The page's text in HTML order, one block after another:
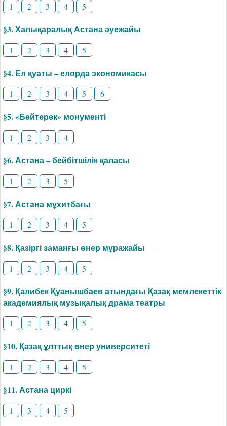
1 2 3 4 5
§3. Халықаралық Астана әуежайы
1 2 3 4 5
§4. Ел қуаты – елорда экономикасы
1 2 3 4 5 6
§5. «Бәйтерек» монументі
1 2 3 4
§6. Астана – бейбітшілік қаласы
1 2 3 5
§7. Астана мұхитбағы
1 2 3 4 5
§8. Қазіргі заманғы өнер мұражайы
1 2 3 4 5
§9. Қалибек Қуанышбаев атындағы Қазақ мемлекеттік
академиялық музықалық драма театры
1 2 3 4 5
§10. Қазақ ұлттық өнер университеті
1 2 3 4 5
§11. Астана циркі
1 3 4 5